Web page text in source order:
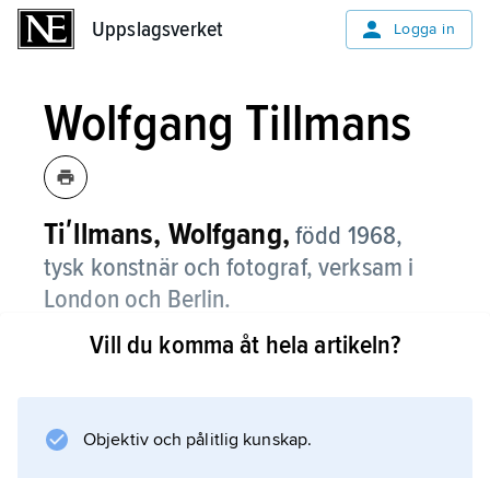
Uppslagsverket Logga in
Wolfgang Tillmans
Tiʹllmans, Wolfgang, född 1968,
tysk konstnär och fotograf, verksam i
London och Berlin.
Wolfgang Tillmans arbetar med
Vill du komma åt hela artikeln?
Objektiv och pålitlig kunskap.